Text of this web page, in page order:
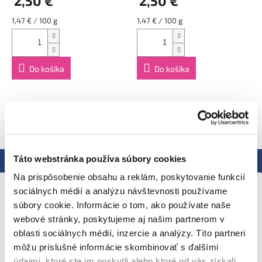
Táto webstránka používa súbory cookies
Na prispôsobenie obsahu a reklám, poskytovanie funkcií
sociálnych médií a analýzu návštevnosti používame
súbory cookie. Informácie o tom, ako používate naše
webové stránky, poskytujeme aj našim partnerom v
oblasti sociálnych médií, inzercie a analýzy. Títo partneri
môžu príslušné informácie skombinovať s ďalšími
Výrobca: AS Salvest, Aruküla tee 3, 51017, Tartu, Estónsko.
Distribútor: Health Academy, s. r. o., Zbraslavská 22/49, Praha
5, 159 00, Česká republika.
Jednotková
cena:
1,47 € / 100 g
Do košíka
Jednotková
cena:
1,47 € / 100 g
Do košíka
Popis Podobné (3) Hodnotenie
Podrobný popis
Lahodná detská výživa z BIO
poľnohospodárstva v Estónsku